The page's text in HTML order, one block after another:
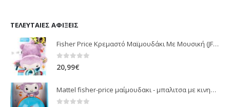
ΤΕΛΕΥΤΑΊΕΣ ΑΦΊΞΕΙΣ
Fisher Price Κρεμαστό Μαϊμουδάκι Με Μουσική (JFF02)
0 out of 5
20,99€
Mattel fisher-price μαίμουδακι - μπαλιτσα με κινηση JLB95